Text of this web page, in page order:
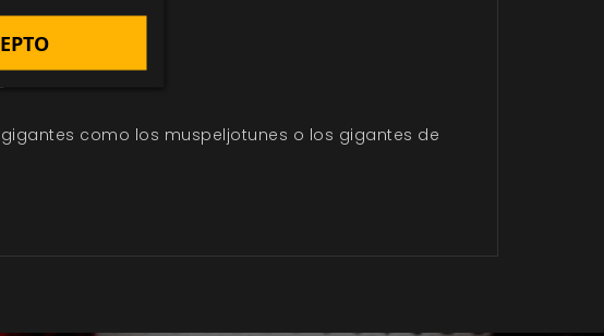
como los muspeljotunes o los gigantes de